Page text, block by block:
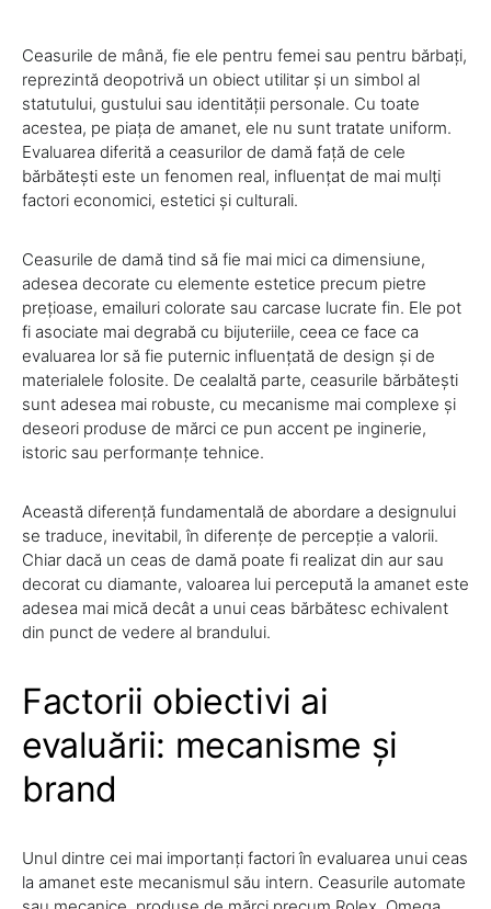
Ceasurile de mână, fie ele pentru femei sau pentru bărbați,
reprezintă deopotrivă un obiect utilitar și un simbol al
statutului, gustului sau identității personale. Cu toate
acestea, pe piața de amanet, ele nu sunt tratate uniform.
Evaluarea diferită a ceasurilor de damă față de cele
bărbătești este un fenomen real, influențat de mai mulți
factori economici, estetici și culturali.
Ceasurile de damă tind să fie mai mici ca dimensiune,
adesea decorate cu elemente estetice precum pietre
prețioase, emailuri colorate sau carcase lucrate fin. Ele pot
fi asociate mai degrabă cu bijuteriile, ceea ce face ca
evaluarea lor să fie puternic influențată de design și de
materialele folosite. De cealaltă parte, ceasurile bărbătești
sunt adesea mai robuste, cu mecanisme mai complexe și
deseori produse de mărci ce pun accent pe inginerie,
istoric sau performanțe tehnice.
Această diferență fundamentală de abordare a designului
se traduce, inevitabil, în diferențe de percepție a valorii.
Chiar dacă un ceas de damă poate fi realizat din aur sau
decorat cu diamante, valoarea lui percepută la amanet este
adesea mai mică decât a unui ceas bărbătesc echivalent
din punct de vedere al brandului.
Factorii obiectivi ai
evaluării: mecanisme și
brand
Unul dintre cei mai importanți factori în evaluarea unui ceas
la amanet este mecanismul său intern. Ceasurile automate